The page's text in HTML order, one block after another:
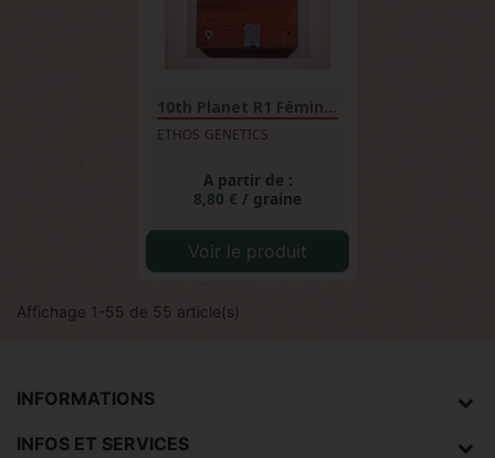
10th Planet R1 Féminisée
ETHOS GENETICS
A partir de :
8,80 € / graine
Voir le produit
Affichage 1-55 de 55 article(s)
INFORMATIONS
INFOS ET SERVICES